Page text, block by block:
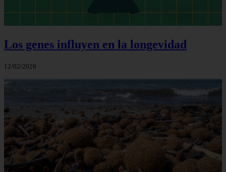
Los genes influyen en la longevidad
12/02/2026